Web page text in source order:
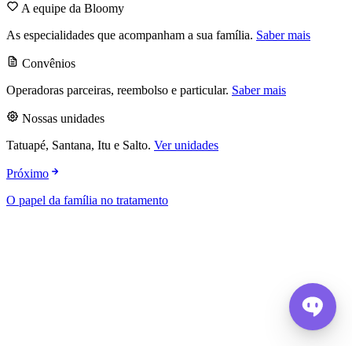
A equipe da Bloomy
As especialidades que acompanham a sua família. Saber mais
Convênios
Operadoras parceiras, reembolso e particular. Saber mais
Nossas unidades
Tatuapé, Santana, Itu e Salto. Ver unidades
Próximo
O papel da família no tratamento